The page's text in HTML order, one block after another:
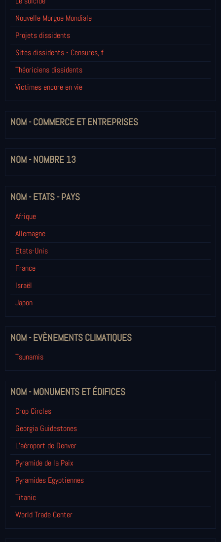
Nouvelle Morgue Mondiale
Projets dissidents
Sites dissidents - Censures, f
Théoriciens dissidents
Victimes encore en vie
NOM - COMMERCE ET ENTREPRISES
NOM - NOMBRE 13
NOM - ETATS - PAYS
Afrique
Allemagne
Etats-Unis
France
Israël
Japon
NOM - EVÈNEMENTS CLIMATIQUES
Tsunamis
NOM - MONUMENTS ET ÉDIFICES
Crop Circles
Georgia Guidestones
L’aéroport de Denver
Pyramide de la Paix
Pyramides Egyptiennes
Titanic
World Trade Center